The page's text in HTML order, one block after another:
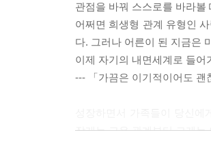
관점을 바꿔 스스로를 바라
어쩌면 희생형 관계 유형인
다. 그러나 어른이 된 지금은
이제 자기의 내면세계로 들어
--- 「가끔은 이기적이어도 괜
작게는 교우 관계부터 크게